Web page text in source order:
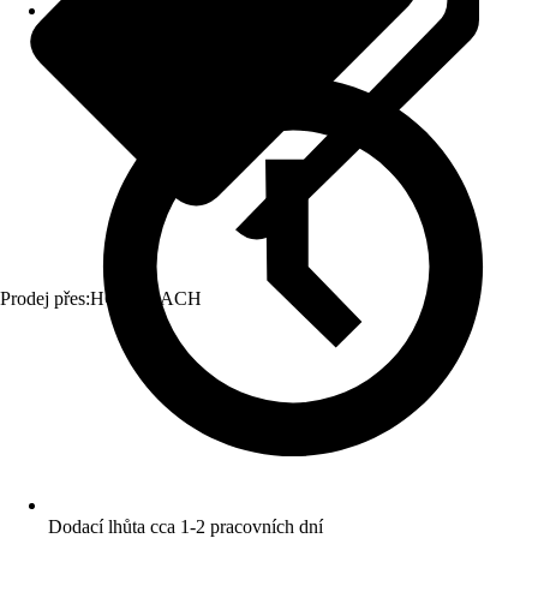
Prodej přes:HORNBACH
Dodací lhůta cca 1-2 pracovních dní